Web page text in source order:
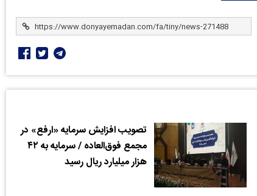
تصویب افزایش سرمایه «ارفع» در
مجمع فوق‌العاده / سرمایه به ۴۲
هزار میلیارد ریال رسید